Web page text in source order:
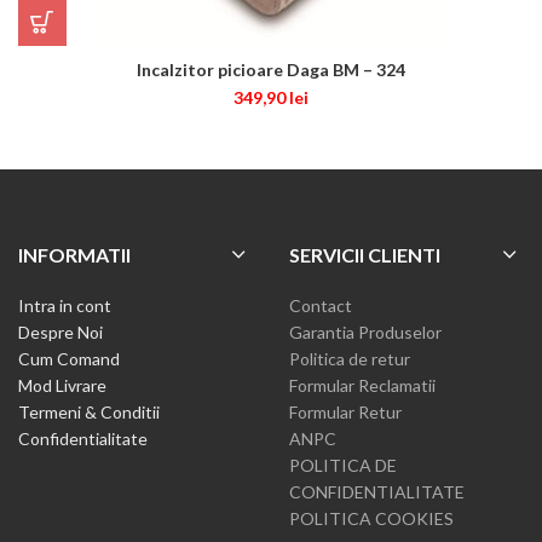
Incalzitor picioare Daga BM – 324
349,90lei
INFORMATII
Intra in cont
Despre Noi
Cum Comand
Mod Livrare
Termeni & Conditii
Confidentialitate
SERVICII CLIENTI
Contact
Garantia Produselor
Politica de retur
Formular Reclamatii
Formular Retur
ANPC
POLITICA DE
CONFIDENTIALITATE
POLITICA COOKIES